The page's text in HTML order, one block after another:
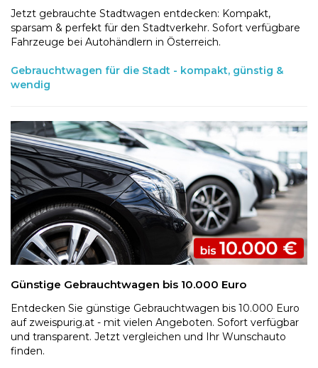
Jetzt gebrauchte Stadtwagen entdecken: Kompakt,
sparsam & perfekt für den Stadtverkehr. Sofort verfügbare
Fahrzeuge bei Autohändlern in Österreich.
Gebrauchtwagen für die Stadt - kompakt, günstig &
wendig
Günstige Gebrauchtwagen bis 10.000 Euro
Entdecken Sie günstige Gebrauchtwagen bis 10.000 Euro
auf zweispurig.at - mit vielen Angeboten. Sofort verfügbar
und transparent. Jetzt vergleichen und Ihr Wunschauto
finden.